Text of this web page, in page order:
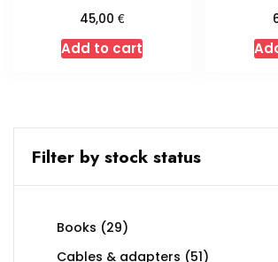
45,00 €
Add to cart
Filter by stock status
Books 2929
Cables & adapters 5151